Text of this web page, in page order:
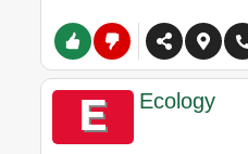
Ecology